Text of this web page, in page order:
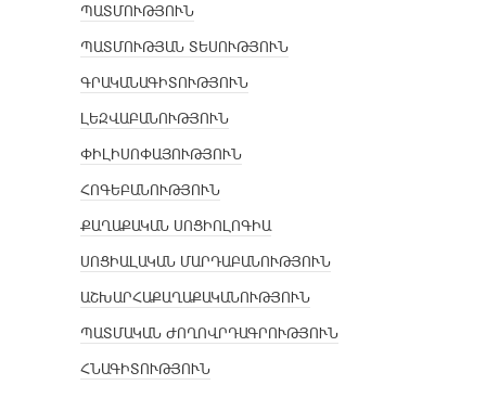
ՊԱՏՄՈՒԹՅՈՒՆ
ՊԱՏՄՈՒԹՅԱՆ ՏԵՍՈՒԹՅՈՒՆ
ԳՐԱԿԱՆԱԳԻՏՈՒԹՅՈՒՆ
ԼԵԶՎԱԲԱՆՈՒԹՅՈՒՆ
ՓԻԼԻՍՈՓԱՅՈՒԹՅՈՒՆ
ՀՈԳԵԲԱՆՈՒԹՅՈՒՆ
ՔԱՂԱՔԱԿԱՆ ՍՈՑԻՈԼՈԳԻԱ
ՍՈՑԻԱԼԱԿԱՆ ՄԱՐԴԱԲԱՆՈՒԹՅՈՒՆ
ԱՇԽԱՐՀԱՔԱՂԱՔԱԿԱՆՈՒԹՅՈՒՆ
ՊԱՏՄԱԿԱՆ ԺՈՂՈՎՐԴԱԳՐՈՒԹՅՈՒՆ
ՀՆԱԳԻՏՈՒԹՅՈՒՆ